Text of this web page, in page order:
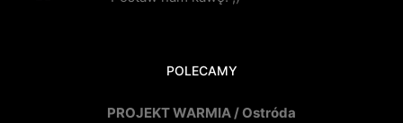
POLECAMY
PROJEKT WARMIA / Ostróda